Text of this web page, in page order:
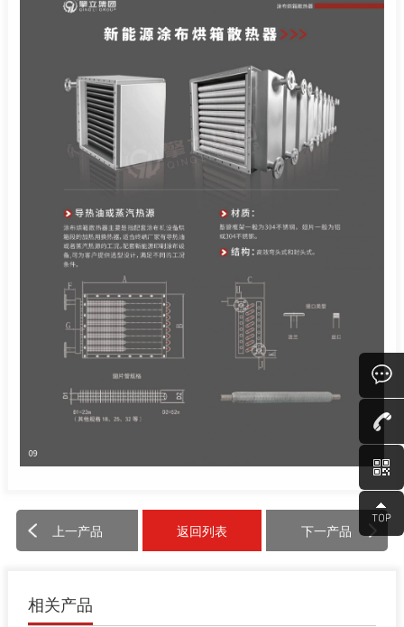
上一产品 返回列表 下一产品
相关产品